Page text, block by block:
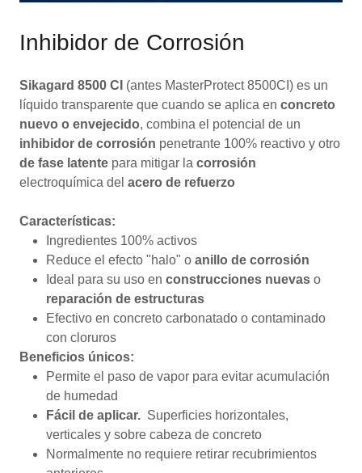
Inhibidor de Corrosión
Sikagard 8500 CI (antes MasterProtect 8500CI) es un
líquido transparente que cuando se aplica en concreto
nuevo o envejecido, combina el potencial de un
inhibidor de corrosión penetrante 100% reactivo y otro
de fase latente para mitigar la corrosión
electroquímica del acero de refuerzo
Características:
Ingredientes 100% activos
Reduce el efecto "halo" o anillo de corrosión
Ideal para su uso en construcciones nuevaso
reparación de estructuras
Efectivo en concreto carbonatado o contaminado
con cloruros
Beneficios únicos:
Permite el paso de vapor para evitar acumulación
de humedad
Fácil de aplicar. Superficies horizontales,
verticales y sobre cabeza de concreto
Normalmente no requiere retirar recubrimientos